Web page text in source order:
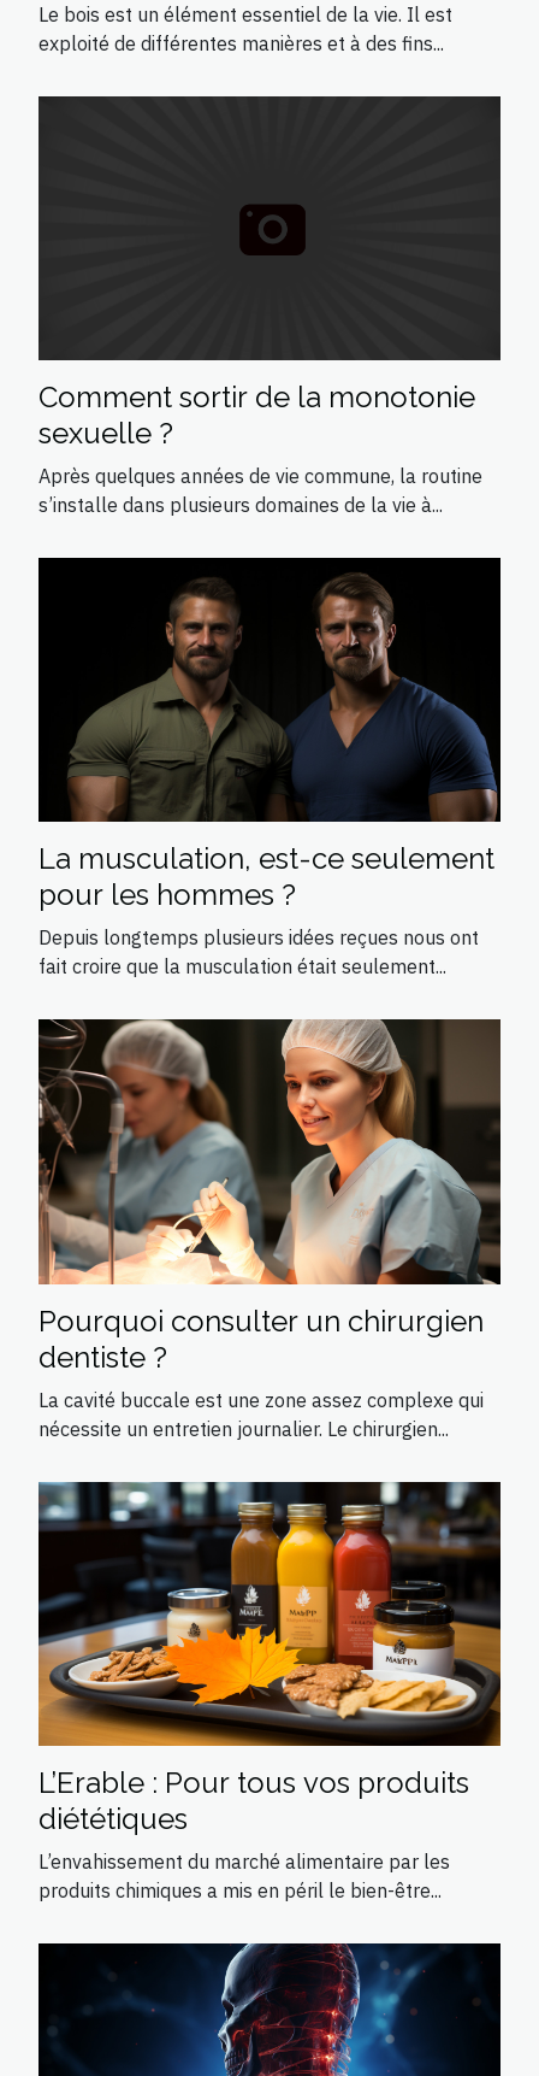
Le bois est un élément essentiel de la vie. Il est
exploité de différentes manières et à des fins...
Comment sortir de la monotonie
sexuelle ?
Après quelques années de vie commune, la routine
s’installe dans plusieurs domaines de la vie à...
La musculation, est-ce seulement
pour les hommes ?
Depuis longtemps plusieurs idées reçues nous ont
fait croire que la musculation était seulement...
Pourquoi consulter un chirurgien
dentiste ?
La cavité buccale est une zone assez complexe qui
nécessite un entretien journalier. Le chirurgien...
L’Erable : Pour tous vos produits
diététiques
L’envahissement du marché alimentaire par les
produits chimiques a mis en péril le bien-être...